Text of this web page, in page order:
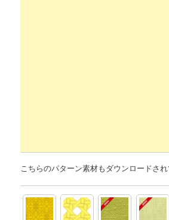
こちらのパターン素材もダウンロードさ